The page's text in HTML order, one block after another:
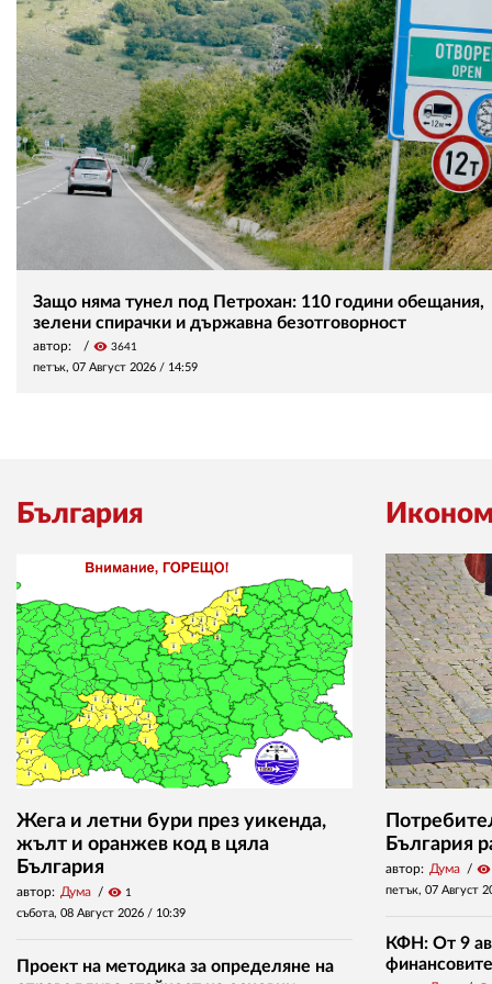
Защо няма тунел под Петрохан: 110 години обещания,
зелени спирачки и държавна безотговорност
автор: visibility 3641
петък, 07 Август 2026 / 14:59
България
Жега и летни бури през уикенда,
жълт и оранжев код в цяла
България
автор: Дума visibility 1
събота, 08 Август 2026 / 10:39
Проект на методика за определяне на
България
автор: Дума visibility
петък, 07 Август
КФН: От 9